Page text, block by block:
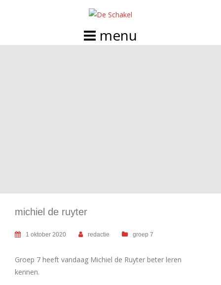
michiel de ruyter
1 oktober 2020 redactie groep 7
Groep 7 heeft vandaag Michiel de Ruyter beter leren
kennen.